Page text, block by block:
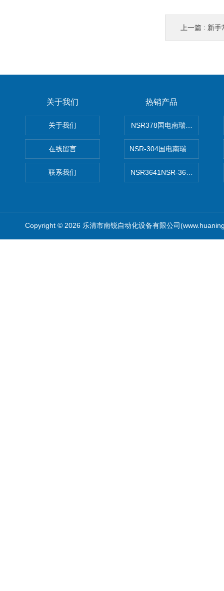
上一篇 : 新手
关于我们
关于我们
在线留言
联系我们
热销产品
NSR378国电南瑞NSR-378变
NSR-304国电南瑞NSR-304
NSR3641NSR-3641系列备用
Copyright © 2026 乐清市南锐自动化设备有限公司